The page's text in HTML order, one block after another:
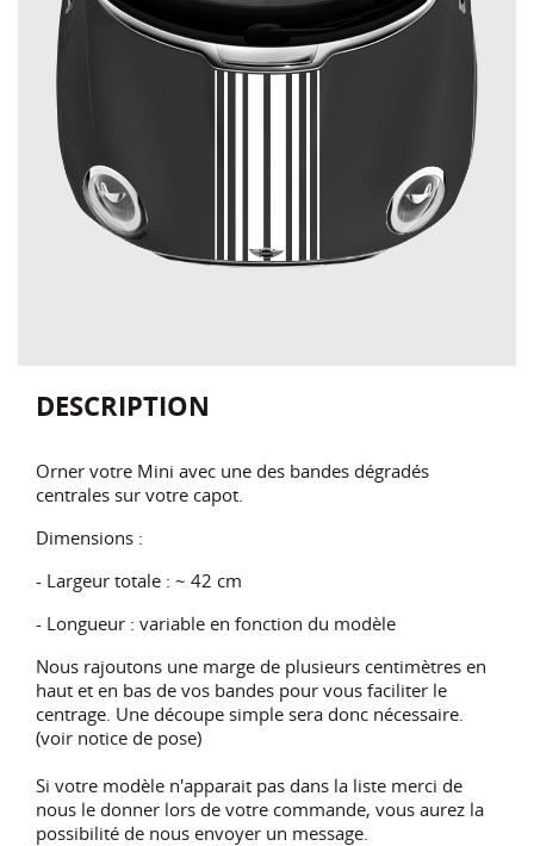
DESCRIPTION
Orner votre Mini avec une des bandes dégradés
centrales sur votre capot.
Dimensions :
- Largeur totale : ~ 42 cm
- Longueur : variable en fonction du modèle
Nous rajoutons une marge de plusieurs centimètres en
haut et en bas de vos bandes pour vous faciliter le
centrage. Une découpe simple sera donc nécessaire.
(voir notice de pose)
Si votre modèle n'apparait pas dans la liste merci de
nous le donner lors de votre commande, vous aurez la
possibilité de nous envoyer un message.